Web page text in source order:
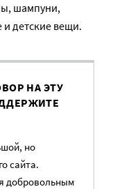
шампуни,
детские вещи.
НА ЭТУ
но
сайта.
добровольным